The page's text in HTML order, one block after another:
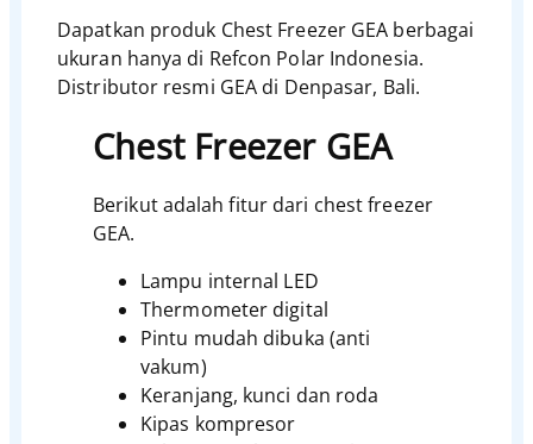
Dapatkan produk Chest Freezer GEA berbagai
ukuran hanya di Refcon Polar Indonesia.
Distributor resmi GEA di Denpasar, Bali.
Chest Freezer GEA
Berikut adalah fitur dari chest freezer
GEA.
Lampu internal LED
Thermometer digital
Pintu mudah dibuka (anti
vakum)
Keranjang, kunci dan roda
Kipas kompresor